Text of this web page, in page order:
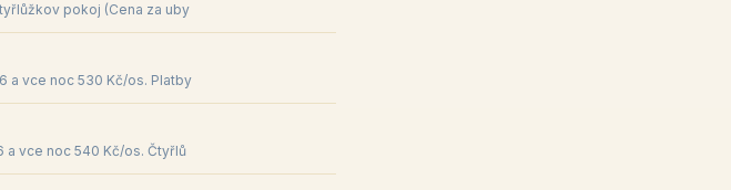
pokoj (Cena za uby
a vce noc 530 Kč/os. Platby
a vce noc 540 Kč/os. Čtyřlů